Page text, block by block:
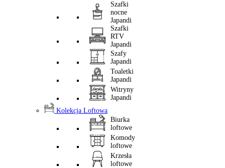
Szafki
nocne
Japandi
Szafki
RTV
Japandi
Szafy
Japandi
Toaletki
Japandi
Witryny
Japandi
Kolekcja Loftowa
Biurka
loftowe
Komody
loftowe
Krzesła
loftowe